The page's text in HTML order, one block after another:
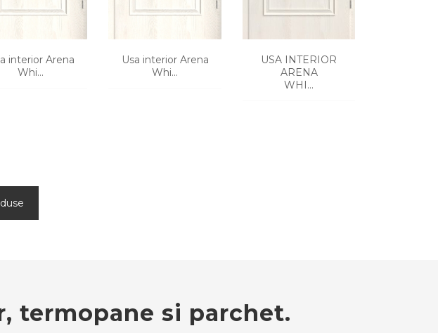
interior Arena
Whi...
Usa interior Arena
Whi...
USA INTERIOR
ARENA
WHI...
termopane si parchet.